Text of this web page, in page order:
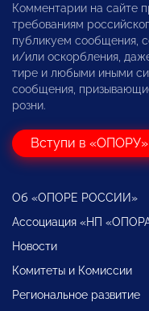
Комментарии на сайте
требованиям
публикуем сообщения,
и/или оскорбления,
тире и любыми иными
сообщения,
розни.
Вступи в «ОПОРУ»
Об «ОПОРЕ РОССИИ»
Ассоциация «НП
Новости
Комитеты и Комиссии
Региональное развитие